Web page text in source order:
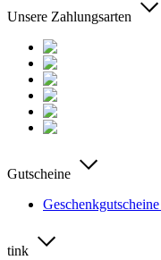
Unsere Zahlungsarten
Gutscheine
tink